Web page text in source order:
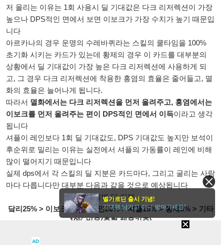
저 올리는 이유는 1회 사용시 딜 기대값은 다크 리저렉션이 가장
높으나 DPS적인 면에서 보면 이보크가 가장 수치가 높기 때문입
니다
아르카나의 경우 운명의 수레바퀴라는 스킬의 쿨타임을 100%
초기화 시키는 카드가 있는데 황제의 경우 이 카드를 대부분의
상황에서 딜 기대값이 가장 높은 다크 리저렉션에 사용하게 되
고, 그 경우 다크 리저렉션에 착용한 홍염의 효율은 줄어들고, 멸
화의 효율은 늘어나게 됩니다.
따라서 멸화에서는 다크 리저렉션을 먼저 올려주고, 홍염에서는
이보크를 먼저 올려주는 편이 DPS적인 면에서 이득이라고 생각
됩니다
셔플이 레인보다 1회 딜 기대값도, DPS 기대값도 높지만 보석이
후순위로 밀리는 이유는 실전에서 셔플의 가동률이 레인에 비해
많이 떨어지기 때문입니다
실제 dps에서 각 스킬의 딜 지분은 카드마다, 그리고 굴리는 사람
마다 다릅니다만 대부분 다음과 같을 것으로 예상됩니다
스킬별 딜 지분
닼리25% > 이보크25% > 레인20% > 셔플15% > 황제5% > 기타
10% 비율(출혈 채용기준)
AD
벨가르딘 출시 기념!
기대평 남기고 이니 받아가세요!